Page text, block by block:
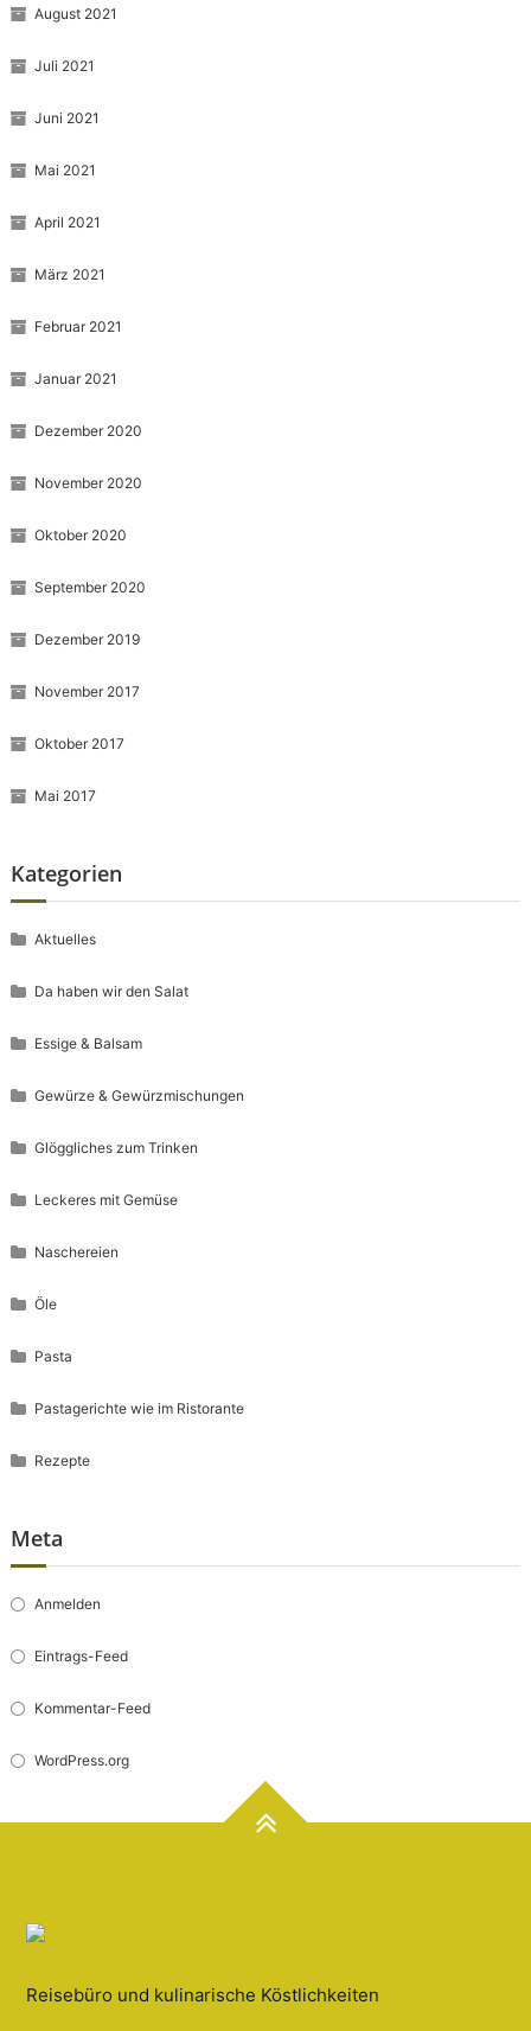
August 2021
Juli 2021
Juni 2021
Mai 2021
April 2021
März 2021
Februar 2021
Januar 2021
Dezember 2020
November 2020
Oktober 2020
September 2020
Dezember 2019
November 2017
Oktober 2017
Mai 2017
Kategorien
Aktuelles
Da haben wir den Salat
Essige & Balsam
Gewürze & Gewürzmischungen
Glöggliches zum Trinken
Leckeres mit Gemüse
Naschereien
Öle
Pasta
Pastagerichte wie im Ristorante
Rezepte
Meta
Anmelden
Eintrags-Feed
Kommentar-Feed
WordPress.org
Reisebüro und kulinarische Köstlichkeiten